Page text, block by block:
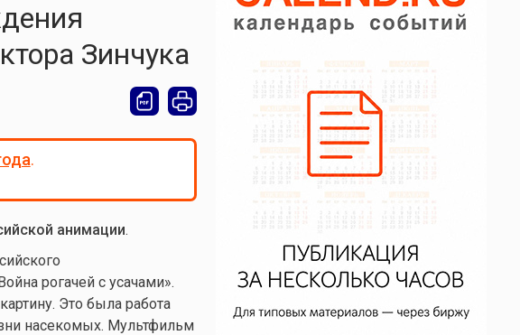
Зинчука
.
анимации.
рогачей с усачами».
Это была работа
насекомых. Мультфильм